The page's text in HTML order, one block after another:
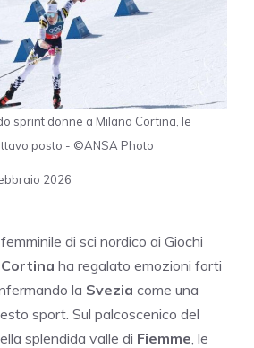
sprint donne a Milano Cortina, le
posto - ©ANSA Photo
2026
di sci nordico ai Giochi
ha regalato emozioni forti
la Svezia come una
sport. Sul palcoscenico del
splendida valle di Fiemme , le